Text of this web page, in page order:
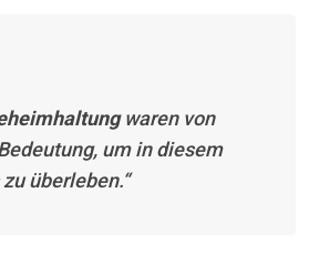
waren von
um in diesem
überleben.“